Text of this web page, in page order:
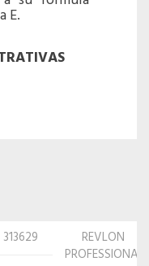
E.
ISABELLE
DUPONT